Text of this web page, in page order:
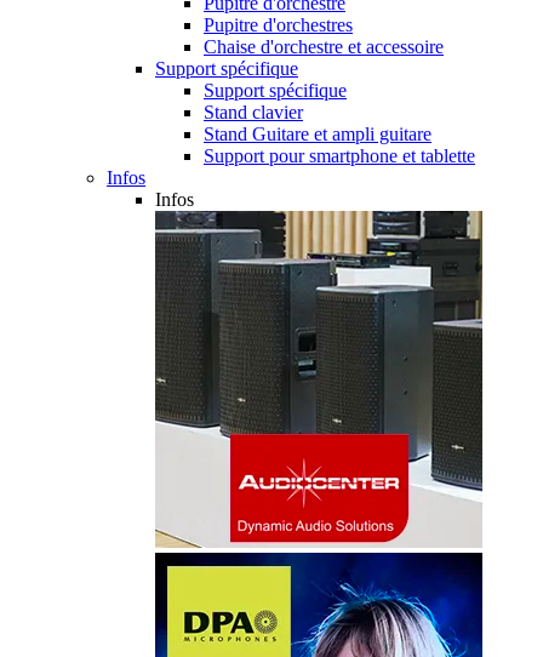
Pupitre d'orchestres
Chaise d'orchestre et accessoire
Support spécifique
Support spécifique
Stand clavier
Stand Guitare et ampli guitare
Support pour smartphone et tablette
Infos
Infos